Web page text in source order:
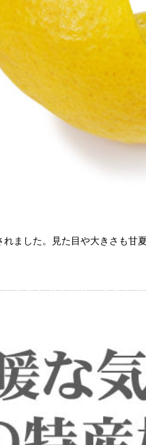
ました。見た目や大きさも